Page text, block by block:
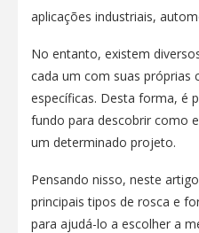
aplicações industriais,
No entanto, existem
cada um com suas próprias
específicas. Desta forma, é
fundo para descobrir como
um determinado projeto.
Pensando nisso, neste
principais tipos de rosca e
para ajudá-lo a escolher a